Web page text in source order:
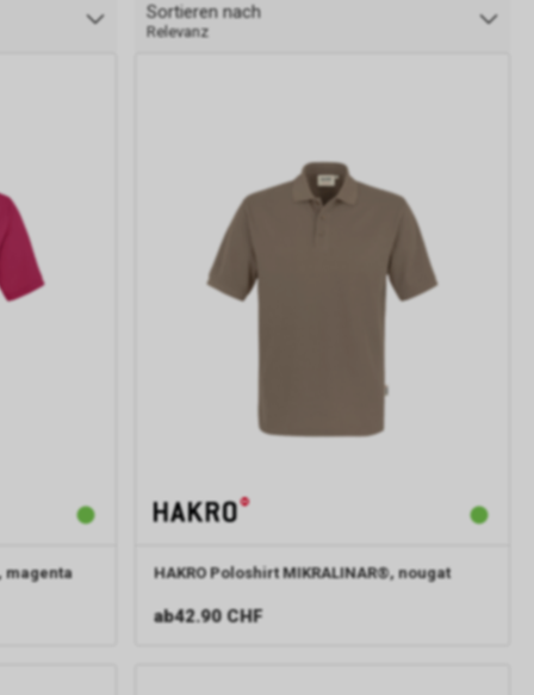
Sortieren nach
Relevanz
magenta HAKRO Poloshirt MIKRALINAR®, nougat
ab42.90 CHF